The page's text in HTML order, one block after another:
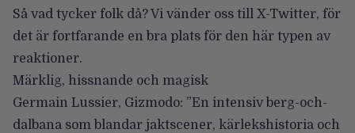
Så vad tycker folk då? Vi vänder oss till X-Twitter, för
det är fortfarande en bra plats för den här typen av
reaktioner.
Märklig, hissnande och magisk
Germain Lussier, Gizmodo: ”En intensiv berg-och-
dalbana som blandar jaktscener, kärlekshistoria och